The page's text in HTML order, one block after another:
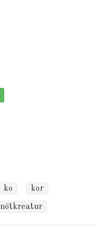
ko kor
nötkreatur